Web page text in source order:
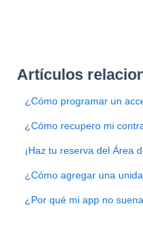
Artículos
¿Cómo programar un
¿Cómo recupero mi
¡Haz tu reserva del Área
¿Cómo agregar una
¿Por qué mi app no